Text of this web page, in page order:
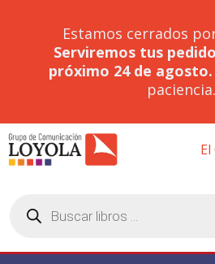
Estamos cerrados
Serviremos tus
próximo 24 de agosto.
paciencia.
productos